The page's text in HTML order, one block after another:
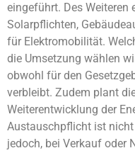
eingeführt. Des Weiteren
Solarpflichten,
für Elektromobilität.
die Umsetzung wählen
obwohl für den
verbleibt. Zudem plant
Weiterentwicklung der
Austauschpflicht ist nicht
jedoch, bei Verkauf oder